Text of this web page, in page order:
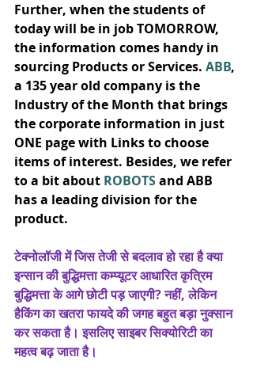
Further, when the students of
today will be in job TOMORROW,
the information comes handy in
sourcing Products or Services. ABB,
a 135 year old company is the
Industry of the Month that brings
the corporate information in just
ONE page with Links to choose
items of interest. Besides, we refer
to a bit about ROBOTS and ABB
has a leading division for the
product.
टेक्नोलॉजी में जिस तेजी से बदलाव हो रहा है क्या
इन्सान की बुद्धिमत्ता कम्प्यूटर आधारित कृत्रिम
बुद्धिमत्ता के आगे छोटी पड़ जाएगी? नहीं, लेकिन
हैकिंग का खतरा फायदे की जगह बहुत बड़ा नुक्सान
कर सकता है। इसलिए साइबर सिक्योरिटी का
महत्व बढ़ जाता है।